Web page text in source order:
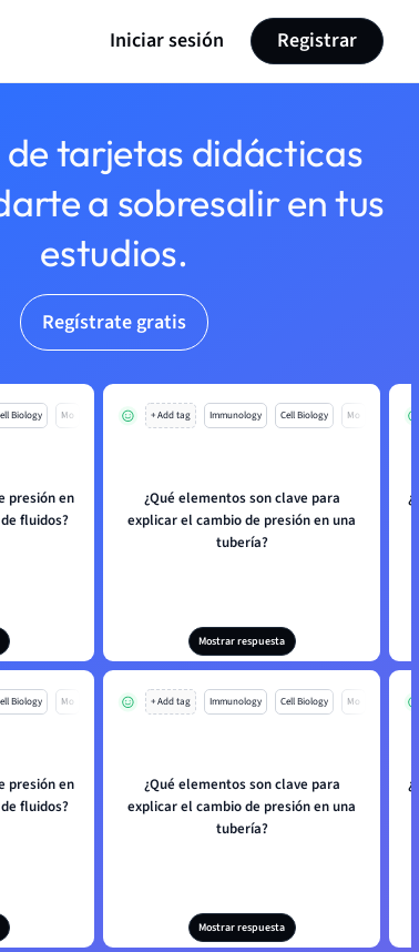
Iniciar sesión Registrar
de tarjetas didácticas
a sobresalir en tus
estudios.
Regístrate gratis
Biology Mo
presión en
fluidos?
+ Add tag Immunology Cell Biology Mo
¿Qué elementos son clave para
explicar el cambio de presión en una
tubería?
Mostrar respuesta
Biology Mo
presión en
fluidos?
+ Add tag Immunology Cell Biology Mo
¿Qué elementos son clave para
explicar el cambio de presión en una
tubería?
Mostrar respuesta